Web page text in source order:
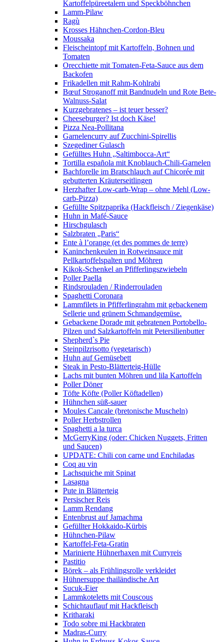
Kartoffelpüreetalern und Speckböhnchen
Lamm-Pilaw
Ragù
Krosses Hähnchen-Cordon-Bleu
Moussaka
Fleischeintopf mit Kartoffeln, Bohnen und
Tomaten
Orecchiette mit Tomaten-Feta-Sauce aus dem
Backofen
Frikadellen mit Rahm-Kohlrabi
Bœuf Stroganoff mit Bandnudeln und Rote Bete-
Walnuss-Salat
Kurzgebratenes – ist teuer besser?
Cheeseburger? Ist doch Käse!
Pizza Nea-Pollitana
Garnelencurry auf Zucchini-Spirellis
Szegediner Gulasch
Gefülltes Huhn „Saltimbocca-Art“
Tortilla española mit Knoblauch-Chili-Garnelen
Bachforelle im Bratschlauch auf Chicorée mit
gebutterten Kräuterseitlingen
Herzhafter Low-carb-Wrap – ohne Mehl (Low-
carb-Pizza)
Gefüllte Spitzpaprika (Hackfleisch / Ziegenkäse)
Huhn in Mafé-Sauce
Hirschgulasch
Salzbraten „Paris“
Ente à l’orange (et des pommes de terre)
Kaninchenkeulen in Rotweinsauce mit
Pellkartoffelspalten und Möhren
Kikok-Schenkel an Pfifferlingszwiebeln
Poller Paella
Rindsrouladen / Rinderrouladen
Spaghetti Coronara
Lammfilets in Pfifferlingrahm mit gebackenem
Sellerie und grünem Schmandgemüse.
Gebackene Dorade mit gebratenen Portobello-
Pilzen und Salzkartoffeln mit Petersilienbutter
Shepherd`s Pie
Steinpilzrisotto (vegetarisch)
Huhn auf Gemüsebett
Steak in Pesto-Blätterteig-Hülle
Lachs mit bunten Möhren und lila Kartoffeln
Poller Döner
Töfte Köfte (Poller Köftadellen)
Hühnchen süß-sauer
Moules Cancale (bretonische Muscheln)
Poller Herbstrollen
Spaghetti a la turca
McGerryKing (oder: Chicken Nuggets, Fritten
und Saucen)
UPDATE: Chili con carne und Enchiladas
Coq au vin
Lachsquiche mit Spinat
Lasagna
Pute in Blätterteig
Persischer Reis
Lamm Rendang
Entenbrust auf Jamachma
Gefüllter Hokkaido-Kürbis
Hühnchen-Pilaw
Kartoffel-Feta-Gratin
Marinierte Hühnerhaxen mit Curryreis
Pastitio
Börek – als Frühlingsrolle verkleidet
Hühnersuppe thailändische Art
Sucuk-Eier
Lammkoteletts mit Couscous
Schichtauflauf mit Hackfleisch
Kritharaki
Todo sobre mi Hackbraten
Madras-Curry